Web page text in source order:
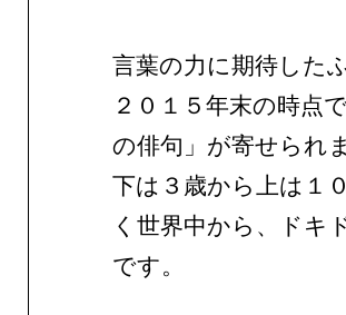
言葉の力に期待した
２０１５年末の時点
の俳句」が寄せられ
下は３歳から上は１
く世界中から、ドキ
です。